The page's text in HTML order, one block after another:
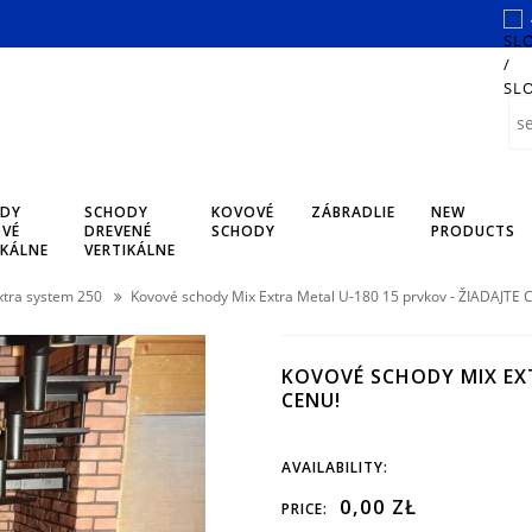
SCHODY
DREVENÉ
VERTIKÁLNE
KOVOVÉ
SCHODY
ZÁBRADLIE
NEW
PRODUCTS
system 250 Kovové schody Mix Extra Metal U-180 15 prvkov - ŽIADAJTE
KOVOVÉ SCHODY MIX
CENU!
AVAILABILITY:
PRICE: 0,00 ZŁ